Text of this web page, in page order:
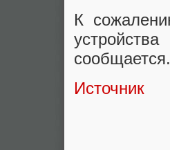
К
сообщается.
Источник